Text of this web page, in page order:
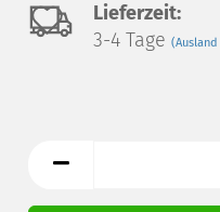
Auf
den
Lieferzeit:
3-4 Tage